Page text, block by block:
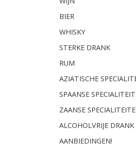
BIER
WHISKY
STERKE DRANK
RUM
AZIATISCHE
SPAANSE
ZAANSE
ALCOHOLVRIJE DRANK
AANBIEDINGEN!